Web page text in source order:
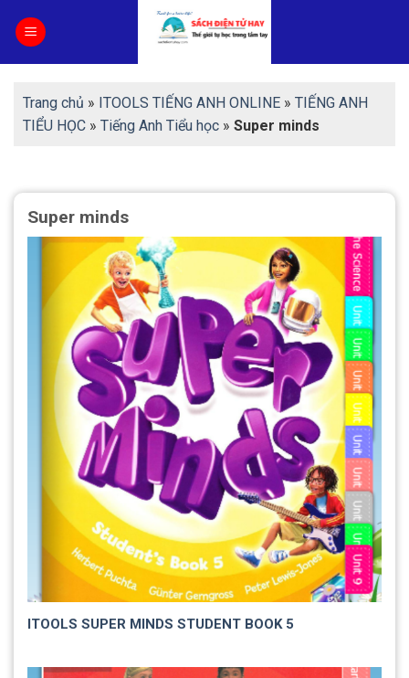
Trang chủ » ITOOLS TIẾNG ANH ONLINE » TIẾNG ANH
TIỂU HỌC » Tiếng Anh Tiểu học » Super minds
Super minds
ITOOLS SUPER MINDS STUDENT BOOK 5